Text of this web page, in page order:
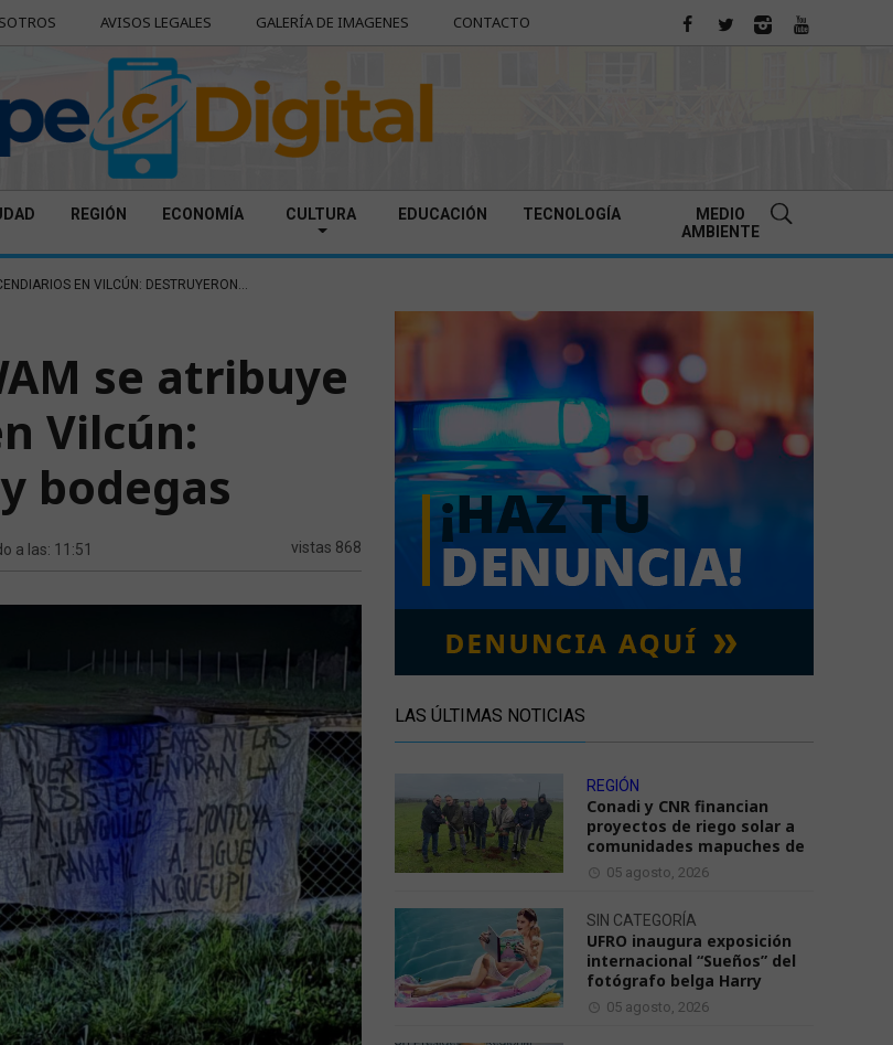
AVISOS LEGALES GALERÍA DE IMAGENES CONTACTO
REGIÓN ECONOMÍA CULTURA EDUCACIÓN TECNOLOGÍA
MEDIO
AMBIENTE
EN VILCÚN: DESTRUYERON...
se atribuye
Vilcún:
bodegas
a las: 11:51 vistas 868
LAS ÚLTIMAS NOTICIAS
REGIÓN
Conadi y CNR financian
proyectos de riego solar a
comunidades mapuches de
05 agosto, 2026
SIN CATEGORÍA
UFRO inaugura exposición
internacional “Sueños” del
fotógrafo belga Harry
05 agosto, 2026